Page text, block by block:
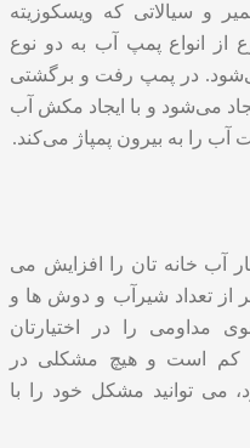
و سیالاتی که ویسکوزیته
از انواع پمپ آب به دو نوع
در پمپ رفت و برگشتی
می‌شود و با ایجاد مکش آب
را به بیرون پمپاژ می‌کند.
آب خانه تان را افزایش می
از تعداد شیرآب و دوش ها و
مداومی را در اختیارتان
کم است و هیچ مشکلی در
می توانید مشکل خود را با